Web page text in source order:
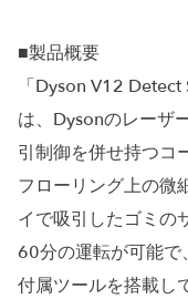
■製品概要
「Dyson V12 Detect
は、Dysonのレーザ
引制御を併せ持つコ
フローリング上の微
イで吸引したゴミの
60分の運転が可能で
付属ツールを搭載し